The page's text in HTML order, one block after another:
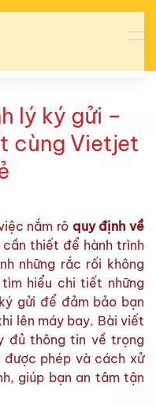
lý ký gửi –
cùng Vietjet
nắm rõ quy định về
cần thiết để hành trình
những rắc rối không
tìm hiểu chi tiết những
gửi để đảm bảo bạn
lên máy bay. Bài viết
đủ thông tin về trọng
được phép và cách xử
giúp bạn an tâm tận